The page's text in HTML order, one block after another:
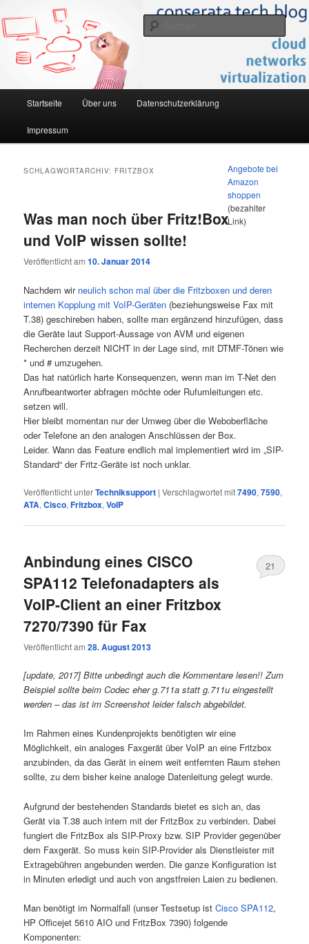
primären
Inhalt
springen
sekundären
Inhalt
springenconserata.com – tech.blog
…was uns so bewegt… what makes us move…
Startseite Über uns Datenschutzerklärung
Impressum
SCHLAGWORTARCHIV: FRITZBOX
Was man noch über Fritz!Box
und VoIP wissen sollte!
Veröffentlicht am10. Januar 2014
Nachdem wir neulich schon mal über die Fritzboxen und deren
internen Kopplung mit VoIP-Geräten (beziehungsweise Fax mit
T.38) geschireben haben, sollte man ergänzend hinzufügen, dass
die Geräte laut Support-Aussage von AVM und eigenen
Recherchen derzeit NICHT in der Lage sind, mit DTMF-Tönen wie
* und # umzugehen.
Das hat natürlich harte Konsequenzen, wenn man im T-Net den
Anrufbeantworter abfragen möchte oder Rufumleitungen etc.
setzen will.
Hier bleibt momentan nur der Umweg über die Weboberfläche
oder Telefone an den analogen Anschlüssen der Box.
Leider. Wann das Feature endlich mal implementiert wird im „SIP-
Standard“ der Fritz-Geräte ist noch unklar.
Veröffentlicht unterTechniksupport |Verschlagwortet mit7490,7590,
ATA,Cisco,Fritzbox,VoIP
Anbindung eines CISCO
SPA112 Telefonadapters als
VoIP-Client an einer Fritzbox
7270/7390 für Fax
Veröffentlicht am28. August 2013
21
[update, 2017] Bitte unbedingt auch die Kommentare lesen!! Zum
Beispiel sollte beim Codec eher g.711a statt g.711u eingestellt
werden – das ist im Screenshot leider falsch abgebildet.
Im Rahmen eines Kundenprojekts benötigten wir eine
Möglichkeit, ein analoges Faxgerät über VoIP an eine Fritzbox
anzubinden, da das Gerät in einem weit entfernten Raum stehen
sollte, zu dem bisher keine analoge Datenleitung gelegt wurde.
Aufgrund der bestehenden Standards bietet es sich an, das
Gerät via T.38 auch intern mit der FritzBox zu verbinden. Dabei
fungiert die FritzBox als SIP-Proxy bzw. SIP Provider gegenüber
dem Faxgerät. So muss kein SIP-Provider als Dienstleister mit
Extragebühren angebunden werden. Die ganze Konfiguration ist
in Minuten erledigt und auch von angstfreien Laien zu bedienen.
Man benötigt im Normalfall (unser Testsetup istCisco SPA112,
HP Officejet 5610 AIO und FritzBox 7390) folgende
Komponenten:
Angebote bei
Amazon
shoppen
(bezahlter
Link)